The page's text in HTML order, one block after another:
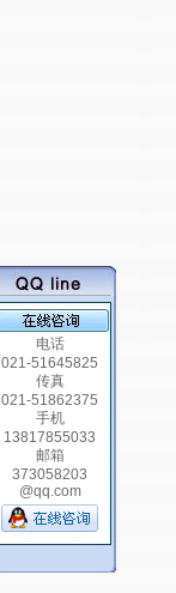
电话
021-51645825
传真
021-51862375
手机
13817855033
邮箱
373058203
@qq.com